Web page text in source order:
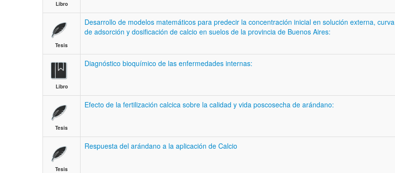
Libro
Tesis
Desarrollo de modelos matemáticos para predecir la concentración inicial en solución externa, curva
de adsorción y dosificación de calcio en suelos de la provincia de Buenos Aires:
Libro
Diagnóstico bioquímico de las enfermedades internas:
Tesis
Efecto de la fertilización calcica sobre la calidad y vida poscosecha de arándano:
Tesis
Respuesta del arándano a la aplicación de Calcio